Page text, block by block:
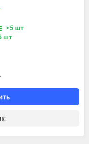
>5 шт
шт